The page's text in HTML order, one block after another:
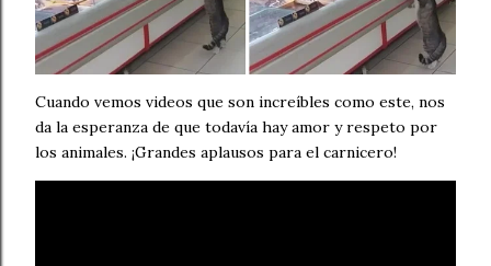
Cuando vemos videos que son increíbles como este, nos
da la esperanza de que todavía hay amor y respeto por
los animales. ¡Grandes aplausos para el carnicero!